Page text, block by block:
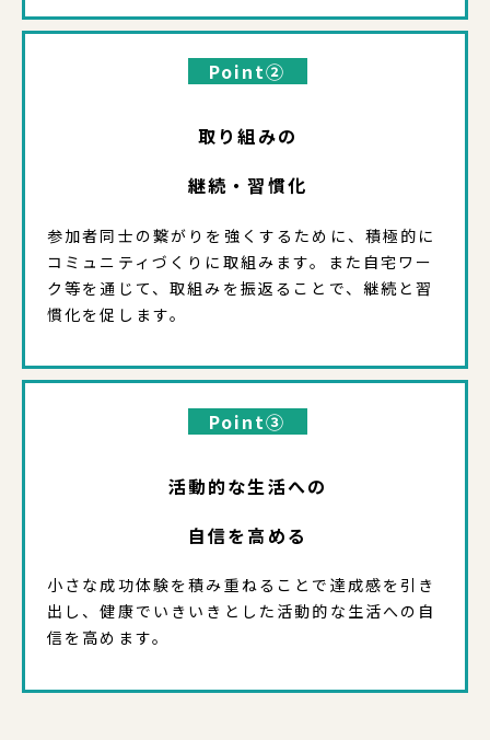
Point②
取り組みの
継続・習慣化
参加者同士の繋がりを強くするために、積極的に
コミュニティづくりに取組みます。また自宅ワー
ク等を通じて、取組みを振返ることで、継続と習
慣化を促します。
Point③
活動的な生活への
自信を高める
小さな成功体験を積み重ねることで達成感を引き
出し、健康でいきいきとした活動的な生活への自
信を高めます。